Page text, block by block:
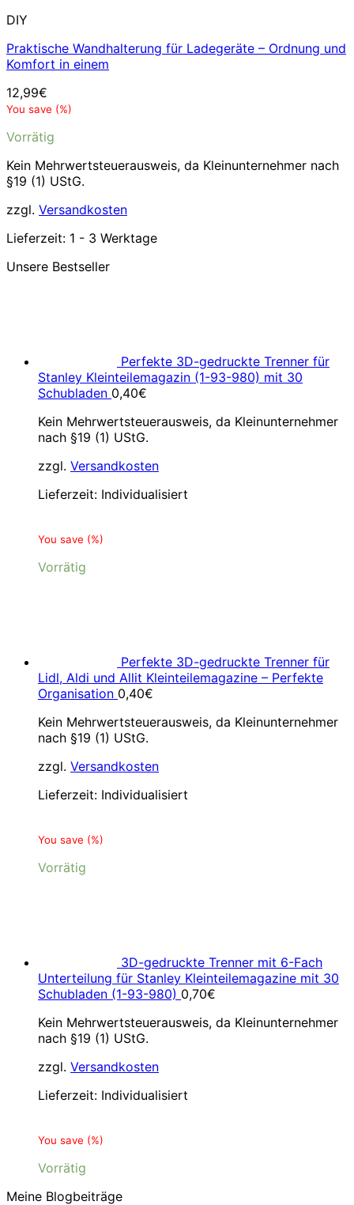
DIY
Praktische Wandhalterung für Ladegeräte – Ordnung und
Komfort in einem
12,99€
You save (%)
Vorrätig
Kein Mehrwertsteuerausweis, da Kleinunternehmer nach
§19 (1) UStG.
zzgl. Versandkosten
Lieferzeit: 1 - 3 Werktage
Unsere Bestseller
Perfekte 3D-gedruckte Trenner für
Stanley Kleinteilemagazin (1-93-980) mit 30
Schubladen 0,40€
Kein Mehrwertsteuerausweis, da Kleinunternehmer
nach §19 (1) UStG.
zzgl. Versandkosten
Lieferzeit: Individualisiert
You save (%)
Vorrätig
Perfekte 3D-gedruckte Trenner für
Lidl, Aldi und Allit Kleinteilemagazine – Perfekte
Organisation 0,40€
Kein Mehrwertsteuerausweis, da Kleinunternehmer
nach §19 (1) UStG.
zzgl. Versandkosten
Lieferzeit: Individualisiert
You save (%)
Vorrätig
3D-gedruckte Trenner mit 6-Fach
Unterteilung für Stanley Kleinteilemagazine mit 30
Schubladen (1-93-980) 0,70€
Kein Mehrwertsteuerausweis, da Kleinunternehmer
nach §19 (1) UStG.
zzgl. Versandkosten
Lieferzeit: Individualisiert
You save (%)
Vorrätig
Meine Blogbeiträge